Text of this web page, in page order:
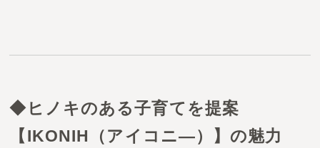
◆ヒノキのある子育てを提案
【IKONIH（アイコニ―）】の魅力